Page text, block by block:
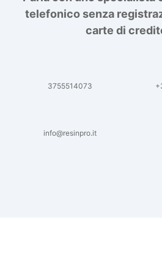
telefonico senza
carte di
3755514073
info@resinpro.it